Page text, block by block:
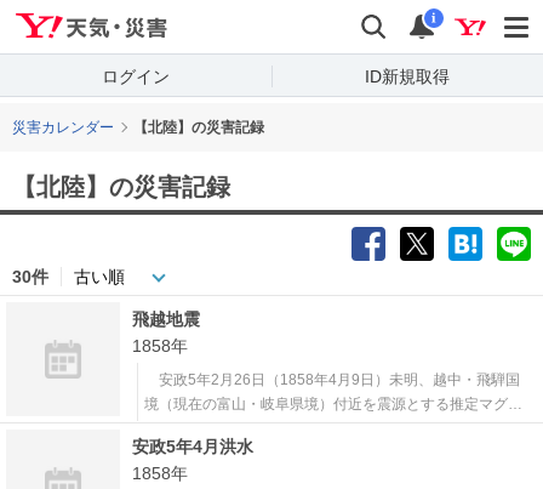
検索 通知
i
ログイン ID新規取得
災害カレンダー 【北陸】の災害記録
【北陸】 の災害記録
30件
飛越地震
1858年
安政5年2月26日（1858年4月9日）未明、越中・飛騨国
境（現在の富山・岐阜県境）付近を震源とする推定マグニ
チュード7台の飛越地震が発生した。跡津川断層の活動によ
る典型的な内陸直下型地震であり、古文書の記録から2つの
地震が相次いで発生したとされている。 地震による死者
安政5年4月洪水
1858年